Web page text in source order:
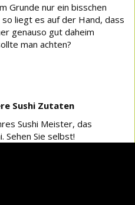
Grunde nur ein bisschen
liegt es auf der Hand, dass
genauso gut daheim
man achten?
Sushi Zutaten
Sushi Meister, das
Sehen Sie selbst!